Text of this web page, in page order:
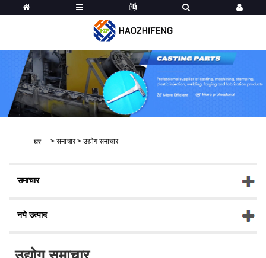
घर > समाचार > उद्योग समाचार
समाचार
नये उत्पाद